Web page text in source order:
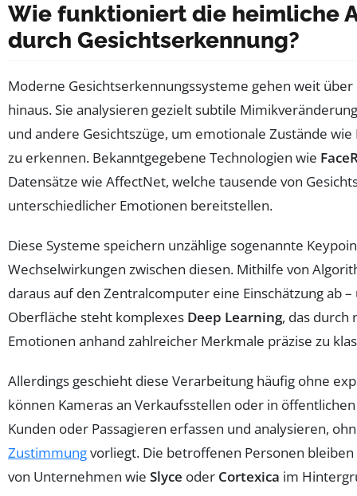
Wie funktioniert die heimliche
durch Gesichtserkennung?
Moderne Gesichtserkennungssysteme gehen weit
hinaus. Sie analysieren gezielt subtile
und andere Gesichtszüge, um emotionale Zustände
zu erkennen. Bekanntgegebene Technologien wie
Datensätze wie AffectNet, welche tausende von
unterschiedlicher Emotionen bereitstellen.
Diese Systeme speichern unzählige sogenannte
Wechselwirkungen zwischen diesen. Mithilfe von
daraus auf den Zentralcomputer eine Einschätzung ab
Oberfläche steht komplexes Deep Learning, das durch
Emotionen anhand zahlreicher Merkmale präzise zu
Allerdings geschieht diese Verarbeitung häufig ohne
können Kameras an Verkaufsstellen oder in
Kunden oder Passagieren erfassen und analysieren,
Zustimmungvorliegt. Die betroffenen Personen
von Unternehmen wie Slyce oder Cortexica im